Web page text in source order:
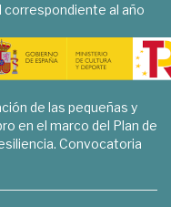
correspondiente al año
de las pequeñas y
en el marco del Plan de
Convocatoria